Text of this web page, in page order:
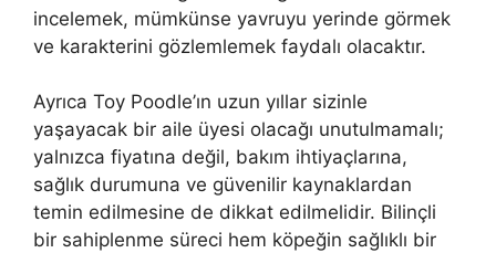
incelemek, mümkünse yavruyu yerinde görmek
ve karakterini gözlemlemek faydalı olacaktır.
Ayrıca Toy Poodle’ın uzun yıllar sizinle
yaşayacak bir aile üyesi olacağı unutulmamalı;
yalnızca fiyatına değil, bakım ihtiyaçlarına,
sağlık durumuna ve güvenilir kaynaklardan
temin edilmesine de dikkat edilmelidir. Bilinçli
bir sahiplenme süreci hem köpeğin sağlıklı bir